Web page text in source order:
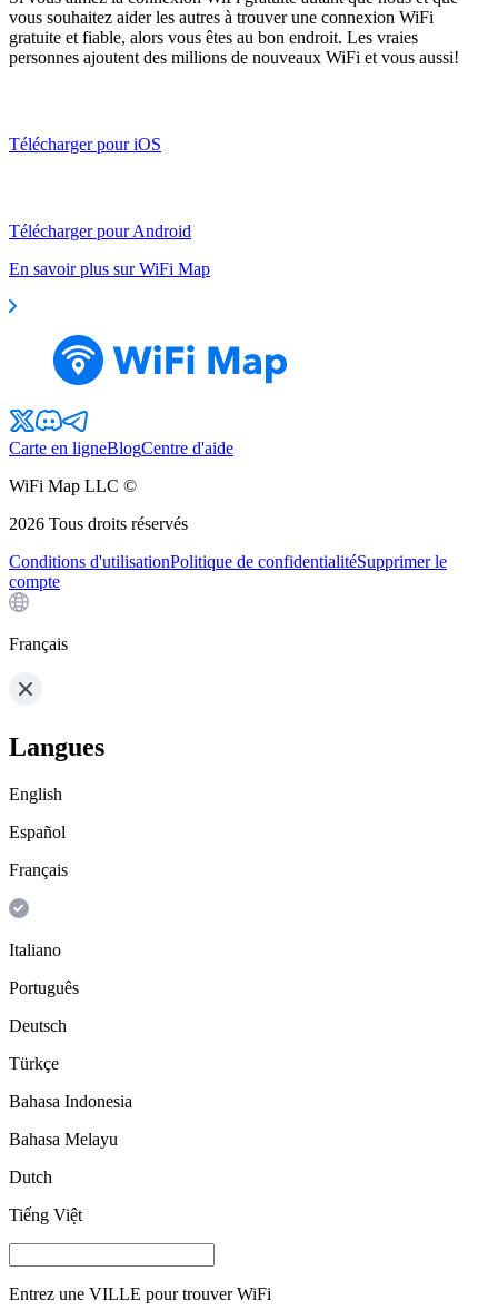
vous souhaitez aider les autres à trouver une connexion WiFi
gratuite et fiable, alors vous êtes au bon endroit. Les vraies
personnes ajoutent des millions de nouveaux WiFi et vous aussi!
Télécharger pour iOS
Télécharger pour Android
En savoir plus sur WiFi Map
Carte en ligneBlogCentre d'aide
WiFi Map LLC ©
2026 Tous droits réservés
Conditions d'utilisationPolitique de confidentialitéSupprimer le
compte
Français
Langues
English
Español
Français
Italiano
Português
Deutsch
Türkçe
Bahasa Indonesia
Bahasa Melayu
Dutch
Tiếng Việt
Entrez une VILLE pour trouver WiFi